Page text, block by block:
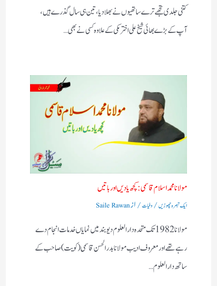
کتنی جلدی تجھے ترے ساتھیوں نے بھلادیا، تین ہی سال گذرے ہیں،
آپ کے بڑے بھائی شیخ علی اختر مکی کے علاوہ کسی نے بھی…
مولانا محمد اسلام قاسمی: کچھ یادیں اور باتیں​
ایک تبصرہ چھوڑیں/ وفیات/ ازSaile Rawan
مولانا 1982 تک متحدہ دارالعلوم دیوبند میں نمایاں خدمات انجام دے
رہے تھے اور معروف ادیب مولانا بدر الحسن قاسمی (کویت) صاحب کے
ساتھ دارالعلوم…